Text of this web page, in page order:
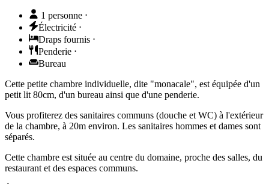
1 personne ⋅
Électricité ⋅
Draps fournis ⋅
Penderie ⋅
Bureau
Cette petite chambre individuelle, dite "monacale", est équipée d'un
petit lit 80cm, d'un bureau ainsi que d'une penderie.
Vous profiterez des sanitaires communs (douche et WC) à l'extérieur
de la chambre, à 20m environ. Les sanitaires hommes et dames sont
séparés.
Cette chambre est située au centre du domaine, proche des salles, du
restaurant et des espaces communs.